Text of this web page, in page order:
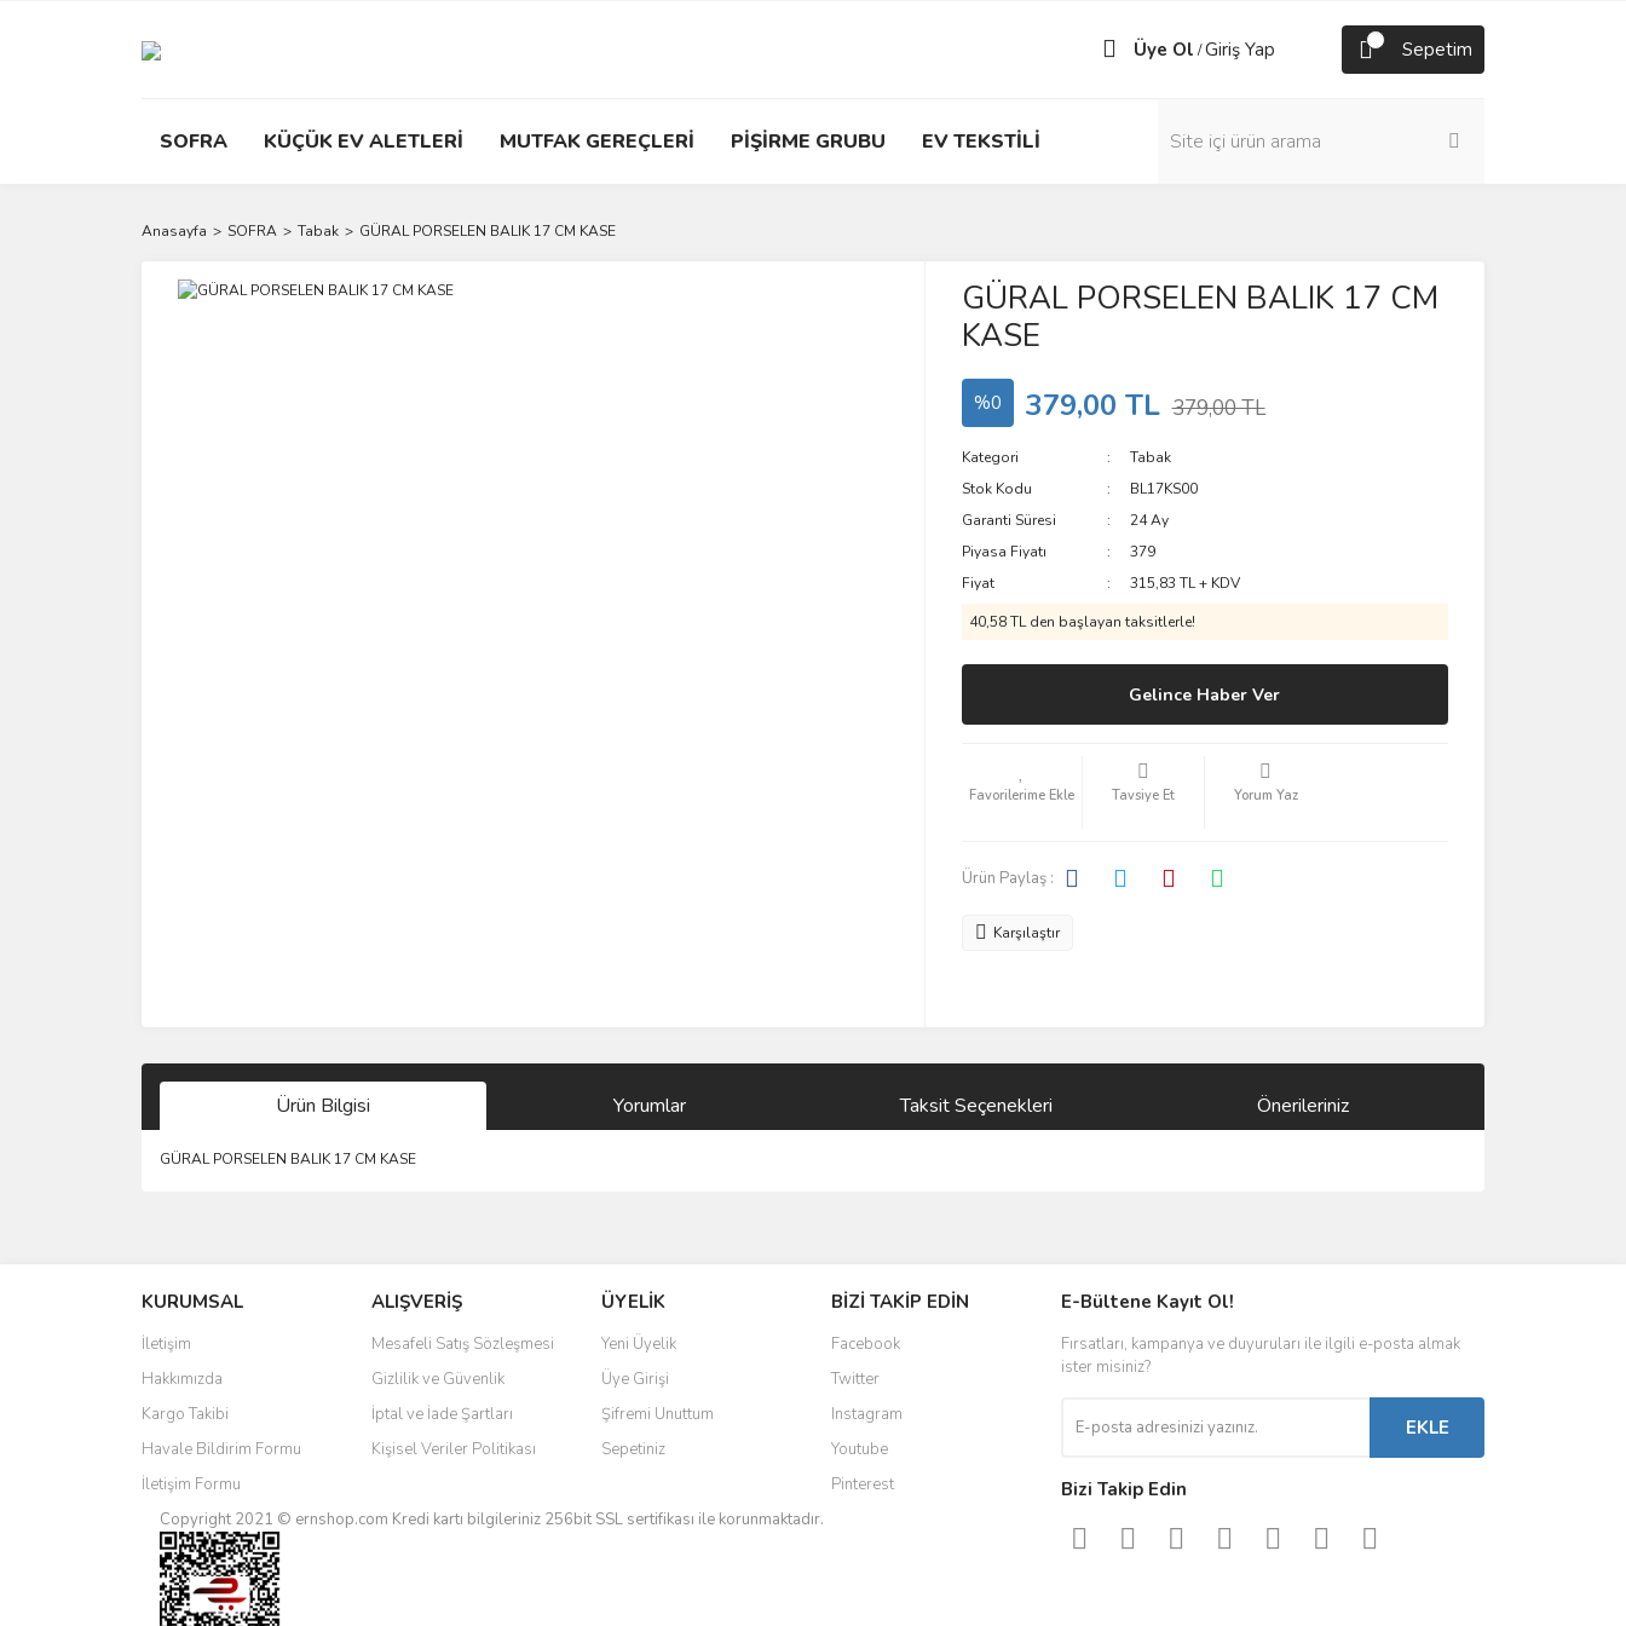
Üye Ol /Giriş Yap Sepetim
SOFRA KÜÇÜK EV ALETLERİ MUTFAK GEREÇLERİ PİŞİRME GRUBU EV TEKSTİLİ
Anasayfa SOFRA Tabak GÜRAL PORSELEN BALIK 17 CM KASE
GÜRAL PORSELEN BALIK 17 CM
KASE
%0 379,00 TL 379,00 TL
Kategori
Tabak
Stok Kodu
BL17KS00
Garanti Süresi
24 Ay
Piyasa Fiyatı
379
Fiyat
315,83 TL + KDV
40,58 TL den başlayan taksitlerle!
Gelince Haber Ver
Tavsiye Et Yorum Yaz
Ürün Paylaş :
Karşılaştır
Ürün Bilgisi Yorumlar Taksit Seçenekleri Önerileriniz
GÜRAL PORSELEN BALIK 17 CM KASE
Ürün resmi kalitesiz, bozuk veya görüntülenemiyor.
Ürün açıklamasında eksik bilgiler bulunuyor.
Ürün bilgilerinde hatalar bulunuyor.
Ürün fiyatı diğer sitelerden daha pahalı.
Bu ürüne benzer farklı alternatifler olmalı.
KURUMSAL
İletişim
Hakkımızda
Kargo Takibi
Havale Bildirim Formu
İletişim Formu
ALIŞVERİŞ
Mesafeli Satış Sözleşmesi
Gizlilik ve Güvenlik
İptal ve İade Şartları
Kişisel Veriler Politikası
ÜYELİK
Yeni Üyelik
Üye Girişi
Şifremi Unuttum
Sepetiniz
BİZİ TAKİP EDİN
Facebook
Twitter
Instagram
Youtube
Pinterest
Copyright 2021 © ernshop.com Kredi kartı bilgileriniz 256bit SSL sertifikası ile korunmaktadır.
E-Bültene Kayıt Ol!
Fırsatları, kampanya ve duyuruları ile ilgili e-posta almak
ister misiniz?
EKLE
Bizi Takip Edin